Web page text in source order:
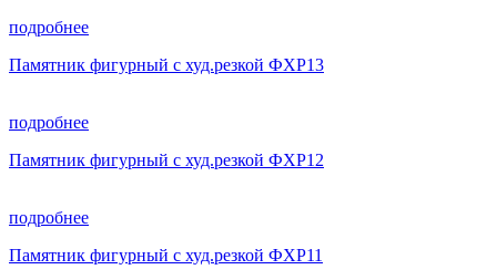
подробнее
Памятник фигурный с худ.резкой ФХР13
подробнее
Памятник фигурный с худ.резкой ФХР12
подробнее
Памятник фигурный с худ.резкой ФХР11